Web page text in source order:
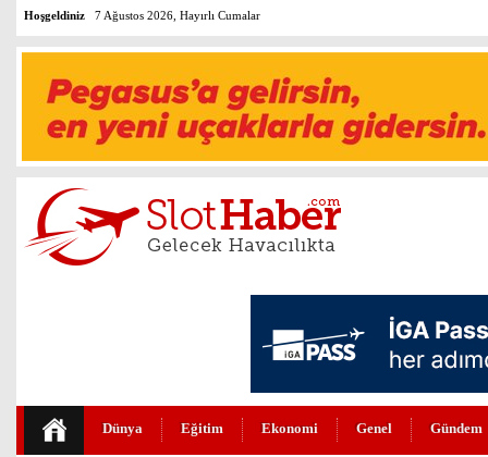
Hoşgeldiniz 7 Ağustos 2026, Hayırlı Cumalar
Dünya Eğitim Ekonomi Genel Gündem